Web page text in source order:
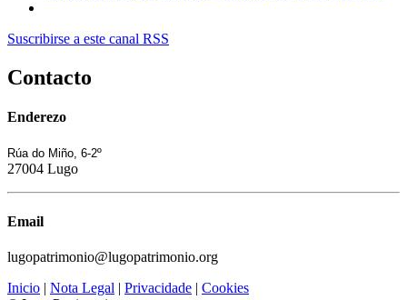
Suscribirse a este canal RSS
Contacto
Enderezo
Rúa do Miño, 6-2º
27004 Lugo
Email
lugopatrimonio@lugopatrimonio.org
Inicio | Nota Legal | Privacidade | Cookies